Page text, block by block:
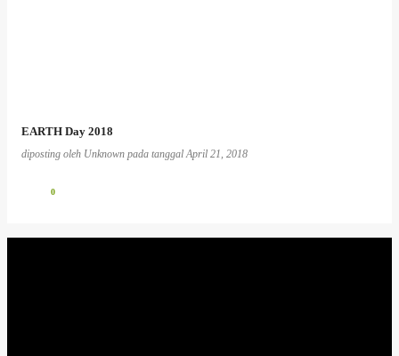
EARTH Day 2018
diposting oleh Unknown pada tanggalApril 21, 2018
0